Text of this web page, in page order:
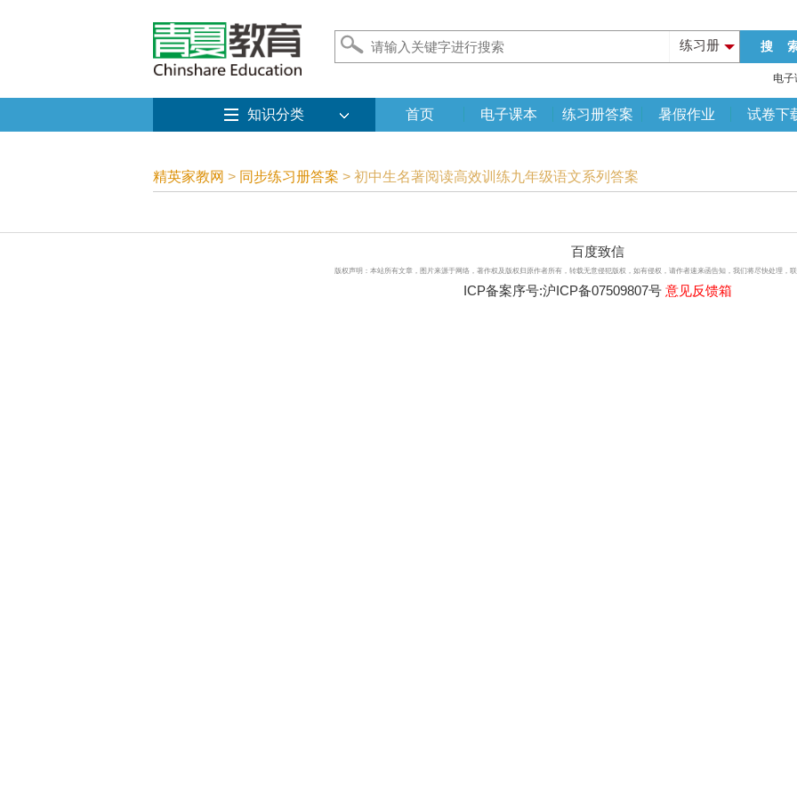
练习册
电子
知识分类 首页 电子课本 练习册答案 暑假作业 试卷下
精英家教网 > 同步练习册答案 > 初中生名著阅读高效训练九年级语文系列答案
百度致信
版权声明：本站所有文章，图片来源于网络，著作权及版权归原作者所有，转载无意侵犯版权，如有侵权，请作者速来函告知，我们将尽快处理，联
ICP备案序号:沪ICP备07509807号 意见反馈箱